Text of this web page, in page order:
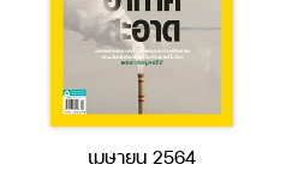
เมษายน 2564